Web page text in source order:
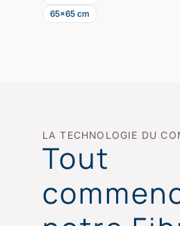
65x65 cm
LA TECHNOLOGIE DU
Tout